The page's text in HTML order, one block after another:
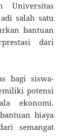
Universitas
salah satu
bantuan
dari
bagi siswa-
potensi
ekonomi.
biaya
semangat